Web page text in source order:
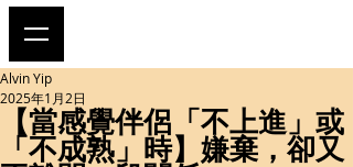
【當感覺伴侶「不上進」或
「不成熟」時】嫌棄，卻又
Alvin Yip
2025年1月2日